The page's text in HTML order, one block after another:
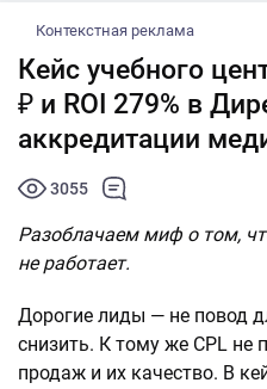
Контекстная реклама
Кейс учебного
₽ и ROI 279% в
аккредитации
3055
Разоблачаем миф о том,
не работает.
Дорогие лиды — не повод
снизить. К тому же CPL не
продаж и их качество. В